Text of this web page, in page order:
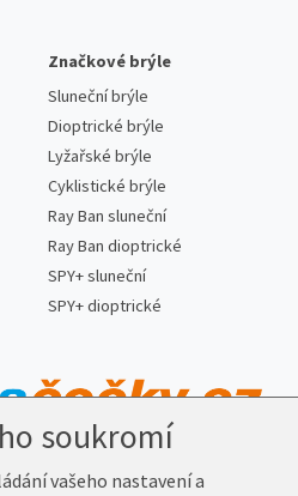
Značkové brýle
Sluneční brýle
Dioptrické brýle
Lyžařské brýle
Cyklistické brýle
Ray Ban sluneční
Ray Ban dioptrické
SPY+ sluneční
SPY+ dioptrické
soukromí
vašeho nastavení a